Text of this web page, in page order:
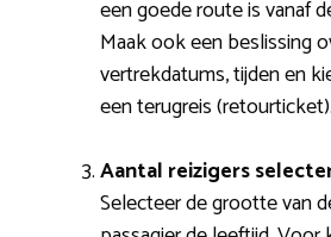
een goede route is vanaf
Maak ook een beslissing
vertrekdatums, tijden en
een terugreis (retourticket).
Aantal reizigers
Selecteer de grootte van